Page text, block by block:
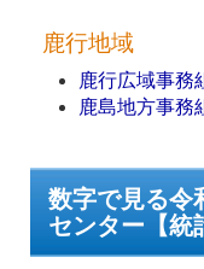
鹿行地域
鹿行広域事務
鹿島地方事務
数字で見る令
センター【統